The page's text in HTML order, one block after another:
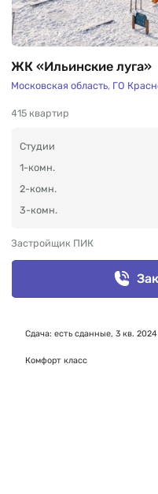
ЖК «Ильинские луга»
Московская область, ГО
415 квартир
Студии
1-комн.
2-комн.
3-комн.
Застройщик ПИК
Сдача: есть сданные, 3 кв.
Комфорт класс